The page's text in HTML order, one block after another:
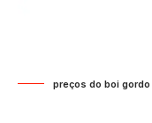
preços do boi